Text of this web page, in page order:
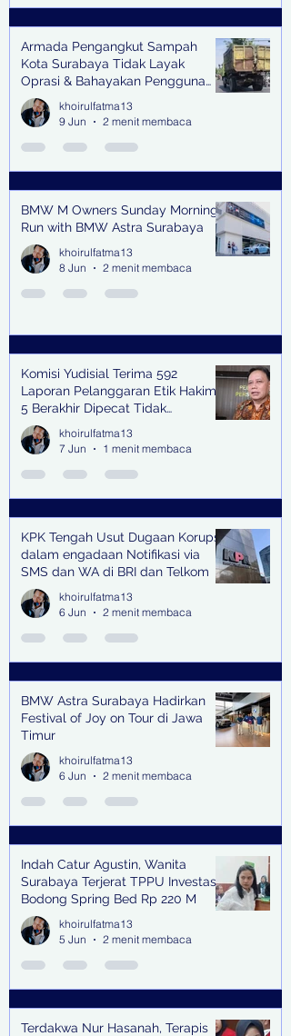
Armada Pengangkut Sampah
Kota Surabaya Tidak Layak
Oprasi & Bahayakan Pengguna
Jalan
khoirulfatma13
9 Jun
2 menit membaca
BMW M Owners Sunday Morning
Run with BMW Astra Surabaya
khoirulfatma13
8 Jun
2 menit membaca
Komisi Yudisial Terima 592
Laporan Pelanggaran Etik Hakim,
5 Berakhir Dipecat Tidak
Terhormat
khoirulfatma13
7 Jun
1 menit membaca
KPK Tengah Usut Dugaan Korupsi
dalam engadaan Notifikasi via
SMS dan WA di BRI dan Telkom
khoirulfatma13
6 Jun
2 menit membaca
BMW Astra Surabaya Hadirkan
Festival of Joy on Tour di Jawa
Timur
khoirulfatma13
6 Jun
2 menit membaca
Indah Catur Agustin, Wanita
Surabaya Terjerat TPPU Investasi
Bodong Spring Bed Rp 220 M
khoirulfatma13
5 Jun
2 menit membaca
Terdakwa Nur Hasanah, Terapis